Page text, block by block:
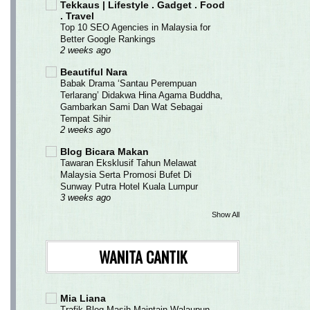
Tekkaus | Lifestyle . Gadget . Food
. Travel
Top 10 SEO Agencies in Malaysia for
Better Google Rankings
2 weeks ago
Beautiful Nara
Babak Drama ‘Santau Perempuan
Terlarang’ Didakwa Hina Agama Buddha,
Gambarkan Sami Dan Wat Sebagai
Tempat Sihir
2 weeks ago
Blog Bicara Makan
Tawaran Eksklusif Tahun Melawat
Malaysia Serta Promosi Bufet Di
Sunway Putra Hotel Kuala Lumpur
3 weeks ago
Show All
WANITA CANTIK
Mia Liana